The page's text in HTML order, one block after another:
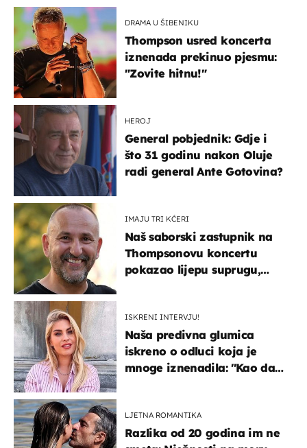
DRAMA U ŠIBENIKU
Thompson usred koncerta
iznenada prekinuo pjesmu:
"Zovite hitnu!"
HEROJ
General pobjednik: Gdje i
što 31 godinu nakon Oluje
radi general Ante Gotovina?
IMAJU TRI KĆERI
Naš saborski zastupnik na
Thompsonovu koncertu
pokazao lijepu suprugu,
ISKRENI INTERVJU!
Naša predivna glumica
iskreno o odluci koja je
mnoge iznenadila: ''Kao da
LJETNA ROMANTIKA
Razlika od 20 godina im ne